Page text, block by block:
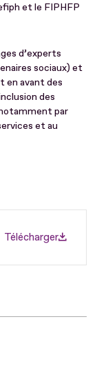
et le FIPHFP
d’experts
sociaux) et
en avant des
des
par
et au
Télécharger